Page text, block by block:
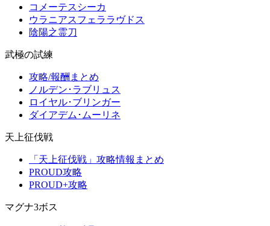
コメーテスシーカ
ウラニアスフェララヴドス
陰陽之霊刀
武極の試練
攻略/報酬まとめ
ノルデン･ラブリュス
ロイヤル･ブリンガー
ダイアデム･ムーリネ
天上征伐戦
「天上征伐戦」攻略情報まとめ
PROUD攻略
PROUD+攻略
マグナ3ボス